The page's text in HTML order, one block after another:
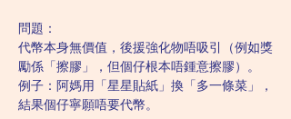
問題：
代幣本身無價值，後援強化物唔吸引（例如獎
勵係「擦膠」，但個仔根本唔鍾意擦膠）。
例子：阿媽用「星星貼紙」換「多一條菜」，
結果個仔寧願唔要代幣。